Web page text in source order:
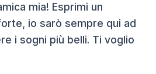
mia! Esprimi un
io sarò sempre qui ad
i sogni più belli. Ti voglio